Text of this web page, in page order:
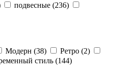
подвесные (236)
Модерн (38) Ретро (2)
стиль (144)